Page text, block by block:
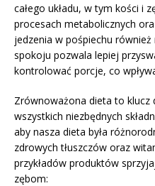
całego układu, w tym kości i
procesach metabolicznych
jedzenia w pośpiechu
spokoju pozwala lepiej
kontrolować porcje, co
Zrównoważona dieta to
wszystkich niezbędnych
aby nasza dieta była
zdrowych tłuszczów oraz
przykładów produktów
zębom: